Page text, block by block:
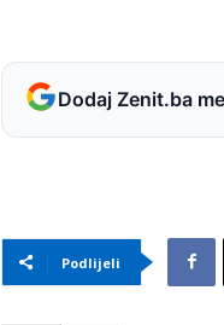
Dodaj Zenit.ba
Podlijeli